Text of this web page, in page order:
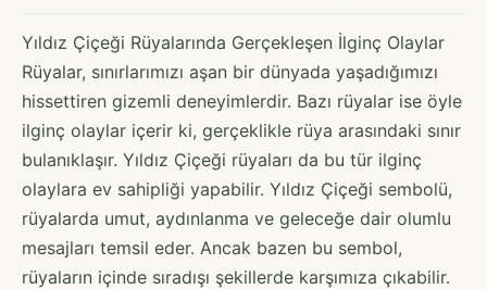
Yıldız Çiçeği Rüyalarında Gerçekleşen İlginç Olaylar
Rüyalar, sınırlarımızı aşan bir dünyada yaşadığımızı
hissettiren gizemli deneyimlerdir. Bazı rüyalar ise öyle
ilginç olaylar içerir ki, gerçeklikle rüya arasındaki sınır
bulanıklaşır. Yıldız Çiçeği rüyaları da bu tür ilginç
olaylara ev sahipliği yapabilir. Yıldız Çiçeği sembolü,
rüyalarda umut, aydınlanma ve geleceğe dair olumlu
mesajları temsil eder. Ancak bazen bu sembol,
rüyaların içinde sıradışı şekillerde karşımıza çıkabilir.